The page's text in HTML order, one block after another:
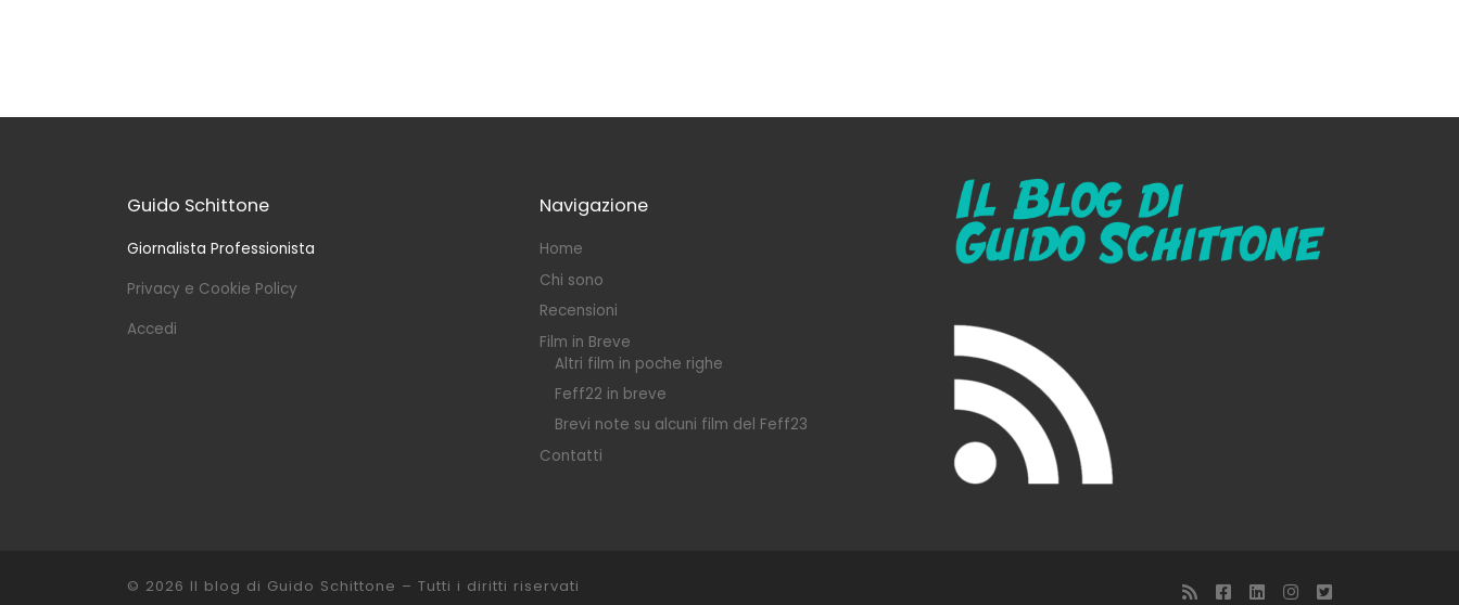
Guido Schittone
Giornalista Professionista
Privacy e Cookie Policy
Accedi
Navigazione
Home
Chi sono
Recensioni
Film in Breve
Altri film in poche righe
Feff22 in breve
Brevi note su alcuni film del Feff23
Contatti
© 2026 Il blog di Guido Schittone – Tutti i diritti riservati